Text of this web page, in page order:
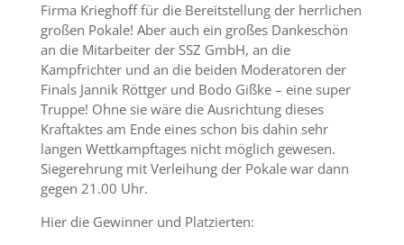
Firma Krieghoff für die Bereitstellung der herrlichen
großen Pokale! Aber auch ein großes Dankeschön
an die Mitarbeiter der SSZ GmbH, an die
Kampfrichter und an die beiden Moderatoren der
Finals Jannik Röttger und Bodo Gißke – eine super
Truppe! Ohne sie wäre die Ausrichtung dieses
Kraftaktes am Ende eines schon bis dahin sehr
langen Wettkampftages nicht möglich gewesen.
Siegerehrung mit Verleihung der Pokale war dann
gegen 21.00 Uhr.
Hier die Gewinner und Platzierten: